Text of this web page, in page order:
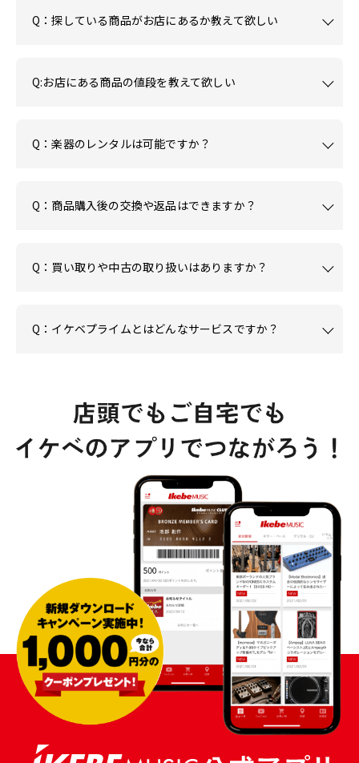
Q：探している商品がお店にあるか教えて欲しい
Q:お店にある商品の値段を教えて欲しい
Q：楽器のレンタルは可能ですか？
Q：商品購入後の交換や返品はできますか？
Q：買い取りや中古の取り扱いはありますか？
Q：イケベプライムとはどんなサービスですか？